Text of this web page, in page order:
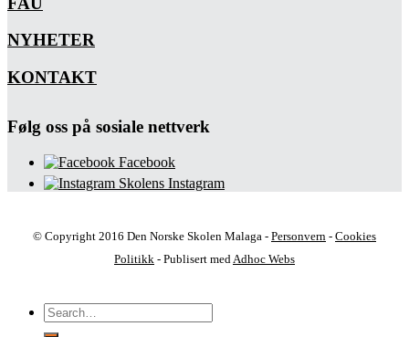
NYHETER
KONTAKT
Følg oss på sosiale nettverk
Facebook
Skolens Instagram
© Copyright 2016 Den Norske Skolen Malaga - Personvern - Cookies
Politikk - Publisert med Adhoc Webs